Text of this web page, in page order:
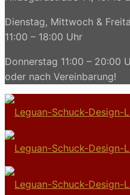
Dienstag, Mittwoch &
11:00 – 18:00 Uhr
Donnerstag 11:00 – 20:00
oder nach Vereinbarung!